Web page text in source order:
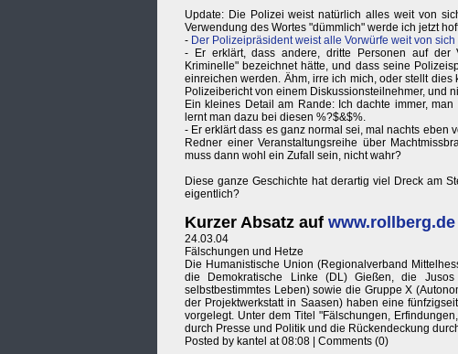
Update: Die Polizei weist natürlich alles weit von
Verwendung des Wortes "dümmlich" werde ich jetzt
- Der Polizeipräsident weist alle Vorwürfe weit von sich
- Er erklärt, dass andere, dritte Personen auf der
Kriminelle" bezeichnet hätte, und dass seine
einreichen werden. Ähm, irre ich mich, oder stellt
Polizeibericht von einem Diskussionsteilnehmer, und
Ein kleines Detail am Rande: Ich dachte immer,
lernt man dazu bei diesen %?$&$%.
- Er erklärt dass es ganz normal sei, mal nachts eben
Redner einer Veranstaltungsreihe über
muss dann wohl ein Zufall sein, nicht wahr?
Diese ganze Geschichte hat derartig viel Dreck am
eigentlich?
Kurzer Absatz auf www.rollberg.de
24.03.04
Fälschungen und Hetze
Die Humanistische Union (Regionalverband
die Demokratische Linke (DL) Gießen, die
selbstbestimmtes Leben) sowie die Gruppe X
der Projektwerkstatt in Saasen) haben eine
vorgelegt. Unter dem Titel "Fälschungen,
durch Presse und Politik und die Rückendeckung
Posted by kantel at 08:08 | Comments (0)